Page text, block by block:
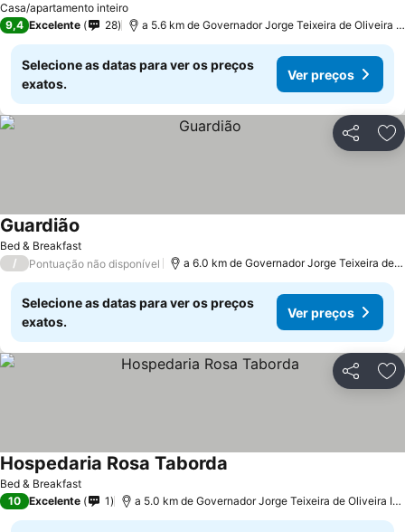
Casa/apartamento inteiro
9,4 Excelente 28 a 5.6 km de Governador Jorge Teixeira de Oliveira
Selecione as datas para ver os preços
exatos.
Ver preços
Partilhar
Bed & Breakfast
Guardião
/ Pontuação não disponível a 6.0 km de Governador Jorge Teixeira de
Selecione as datas para ver os preços
exatos.
Ver preços
Partilhar
Bed & Breakfast
Hospedaria Rosa Taborda
10 Excelente 1 a 5.0 km de Governador Jorge Teixeira de Oliveira